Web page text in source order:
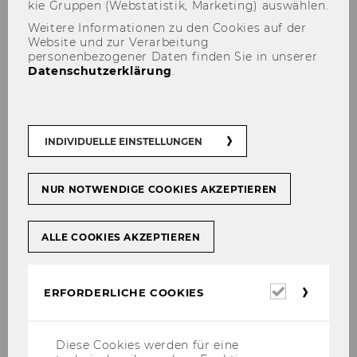
Der star­ke Wel­len­gang, den die gro­ßen Kreuz­
fahrt­schif­fe bei der Ein­fahrt in Ve­ne­dig im Kanal
von Gi­u­dec­ca ver­ur­sach­ten, wurde in den ver­
be­schä­dig­te An­le­ge­stel­len und auch Ver­letz­te
waren die Folge. Zudem ar­gu­men­tie­ren Um­
dass auch das öko­lo­gi­sche Gleich­ge­wicht der
La­gu­ne durch die um­welt­be­las­ten­den Crui­ses
in Ge­fahr seien. Ob­wohl auch Po­li­ti­ke­rIn­nen–
wie auch Ve­ne­digs Bür­ger­meis­ter – in der Ver­
die Schif­fe noch immer in die La­gu­ne und wer­
ben mit dem ein­zig­ar­ti­gen Blick über den Mar­
kie Grup­pen (Web­sta­tis­tik, Mar­ke­ting) aus­wäh­len.
Weitere Informationen zu den Cookies auf der
Website und zur Verarbeitung
personenbezogener Daten finden Sie in unserer
Datenschutzerklärung
INDIVIDUELLE EINSTELLUNGEN
NUR NOTWENDIGE COOKIES AKZEPTIEREN
ALLE COOKIES AKZEPTIEREN
ERFORDERLICHE COOKIES
Diese Cookies werden für eine